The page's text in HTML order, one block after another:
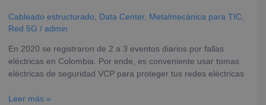
Cableado estructurado Data Center, Metalmecánica para TIC
Red 5G / admin
En 2020 se registraron de 2 a 3 eventos diarios por fallas
eléctricas en Colombia. Por ende, es conveniente usar tomas
eléctricas de seguridad VCP para proteger tus redes eléctricas
Leer más »